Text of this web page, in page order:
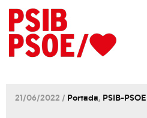
21/06/2022 / Portada, PSIB-PSOE